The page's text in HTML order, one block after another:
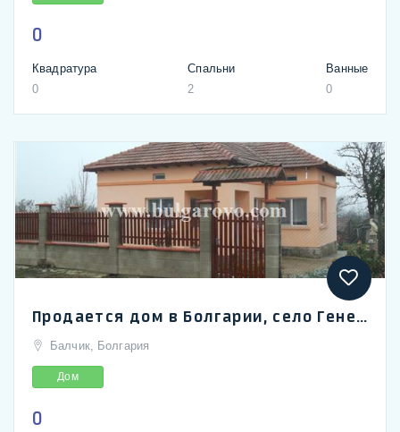
0
Квадратура
0
Спальни
2
Ванные
0
Продается дом в Болгарии, село Генерал-Колево.
Балчик, Болгария
Дом
0